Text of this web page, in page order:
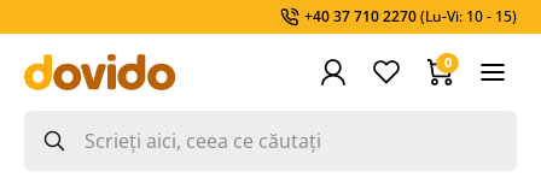
+40 37 710 2270(Lu-Vi: 10 - 15)
0